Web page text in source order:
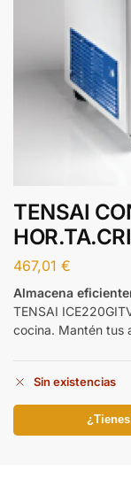
TENSAI
467,01 €
Almacena
TENSAI
cocina. Mantén tus
Sin existencias